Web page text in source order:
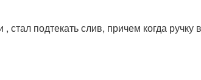
стал подтекать слив, причем когда